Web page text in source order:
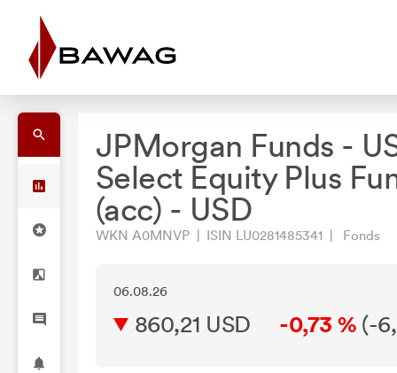
JPMorgan Funds -
Select Equity Plus
(acc) - USD
WKN A0MNVP | ISIN LU0281485341 | Fonds
06.08.26
860,21 USD -0,73 % (-